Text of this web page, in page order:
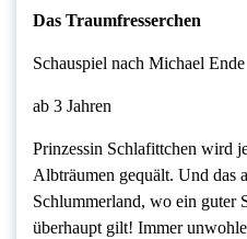
Das Traumfresserchen
Schauspiel nach Michael Ende
ab 3 Jahren
Prinzessin Schlafittchen wird
Albträumen gequält. Und das
Schlummerland, wo ein guter
überhaupt gilt! Immer